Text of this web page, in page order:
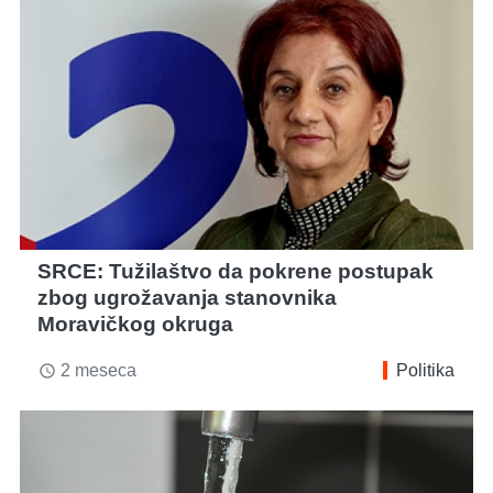
SRCE: Tužilaštvo da pokrene postupak
zbog ugrožavanja stanovnika
Moravičkog okruga
access_time 2 meseca Politika